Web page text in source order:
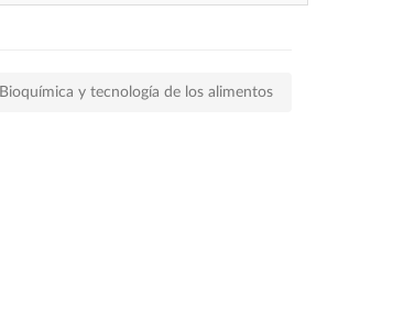
Bioquímica y tecnología de los alimentos